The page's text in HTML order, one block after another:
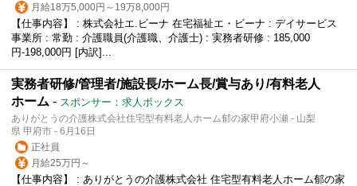
月給18万5,000円～19万8,000円
【仕事内容】 : 株式会社エ.ビーナ 在宅福祉エ・ビーナ : デイサービス
事業所 : 常勤 : 介護職員(介護職、介護士) : 実務者研修 : 185,000
円-198,000円 [内訳]...
実務者研修/管理者/施設長/ホーム長/賞与あり/有料老人
ホーム - スポンサー：求人ボックス
ありがとうの介護株式会社住宅型有料老人ホーム郁の家甲府小瀬 - 山梨
県 甲府市 - 6月16日
正社員
月給25万円～
【仕事内容】 : ありがとうの介護株式会社 住宅型有料老人ホーム郁の家